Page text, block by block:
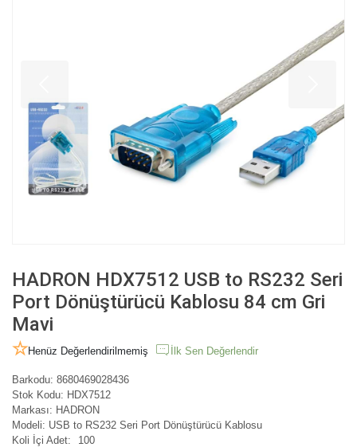
HADRON HDX7512 USB to RS232 Seri
Port Dönüştürücü Kablosu 84 cm Gri
Mavi
Henüz Değerlendirilmemiş İlk Sen Değerlendir
Barkodu: 8680469028436
Stok Kodu: HDX7512
Markası: HADRON
Modeli: USB to RS232 Seri Port Dönüştürücü Kablosu
Koli İçi Adet:
100